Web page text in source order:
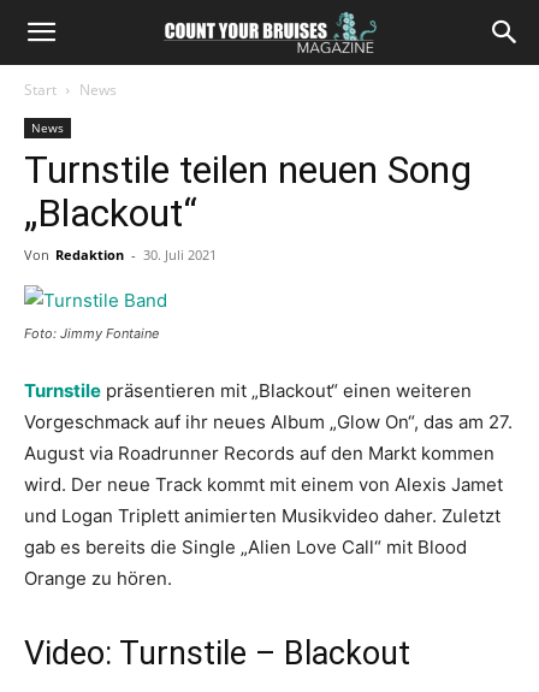
Start News
News
Turnstile teilen neuen Song
„Blackout“
Von Redaktion - 30. Juli 2021
Foto: Jimmy Fontaine
Turnstile präsentieren mit „Blackout“ einen weiteren
Vorgeschmack auf ihr neues Album „Glow On“, das am 27.
August via Roadrunner Records auf den Markt kommen
wird. Der neue Track kommt mit einem von Alexis Jamet
und Logan Triplett animierten Musikvideo daher. Zuletzt
gab es bereits die Single „Alien Love Call“ mit Blood
Orange zu hören.
Video: Turnstile – Blackout